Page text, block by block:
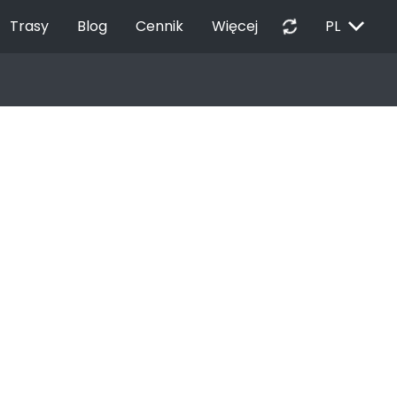
Trasy Blog Cennik Więcej autorenew PL EXPAND_MORE